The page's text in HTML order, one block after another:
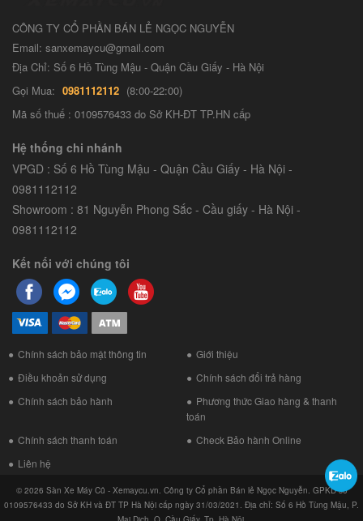
CÔNG TY CỔ PHẦN BÁN LẺ NGỌC NGUYỄN
Email: sanxemaycu@gmail.com
Địa Chỉ: Số 6 Hồ Tùng Mậu - Quận Cầu Giấy - Hà Nội
Gọi Mua: 0981112112 (8:00-22:00)
Mã số thuế : 0109576433 do Sở KH-ĐT TP.HN cấp
Hệ thống chi nhánh
VPGD : Số 6 Hồ Tùng Mậu - Quận Cầu Giấy - Hà Nội -
0981112112
Showroom : 81 Nguyễn Phong Sắc - Cầu giấy - Hà Nội -
0981112112
Kết nối với chúng tôi
Chính sách bảo mật thông tin
Giới thiệu
Điều khoản sử dụng
Chính sách đổi trả hàng
Chính sách bảo hành
Phương thức Giao hàng & thanh
toán
Chính sách thanh toán
Check Bảo hành Online
Liên hệ
© 2026 Sàn Xe Máy Cũ - Xemaycu.vn. Công ty Cổ phần Bán lẻ Ngọc Nguyễn. GPKD số
0109576433 do Sở KH và ĐT TP Hà Nội cấp ngày 31/03/2021. Địa chỉ: Số 6 Hồ Tùng Mậu, P.